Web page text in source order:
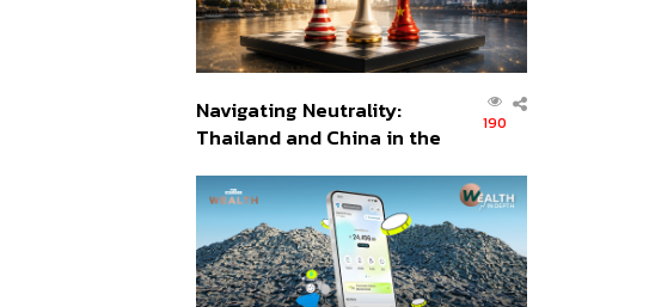
Navigating Neutrality:
Thailand and China in the
Order
190